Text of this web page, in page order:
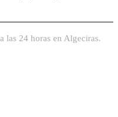
las 24 horas en Algeciras.